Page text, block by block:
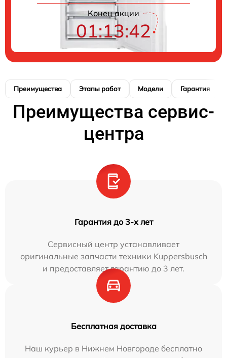
Конец акции
01:13:42
Преимущества Этапы работ Модели Гарантия
Преимущества сервис-
центра
Гарантия до 3-х лет
Сервисный центр устанавливает
оригинальные запчасти техники Kuppersbusch
и предоставляет гарантию до 3 лет.
Бесплатная доставка
Наш курьер в Нижнем Новгороде бесплатно